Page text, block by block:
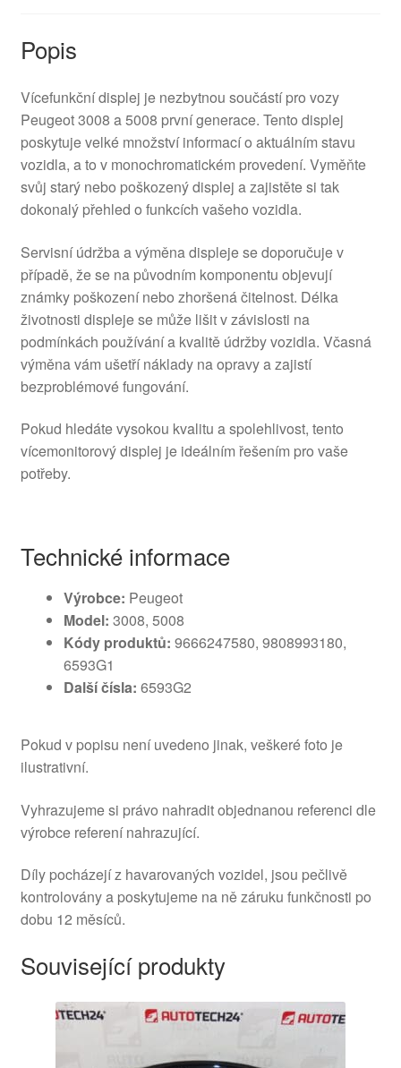
Popis
Vícefunkční displej je nezbytnou součástí pro vozy
Peugeot 3008 a 5008 první generace. Tento displej
poskytuje velké množství informací o aktuálním stavu
vozidla, a to v monochromatickém provedení. Vyměňte
svůj starý nebo poškozený displej a zajistěte si tak
dokonalý přehled o funkcích vašeho vozidla.
Servisní údržba a výměna displeje se doporučuje v
případě, že se na původním komponentu objevují
známky poškození nebo zhoršená čitelnost. Délka
životnosti displeje se může lišit v závislosti na
podmínkách používání a kvalitě údržby vozidla. Včasná
výměna vám ušetří náklady na opravy a zajistí
bezproblémové fungování.
Pokud hledáte vysokou kvalitu a spolehlivost, tento
vícemonitorový displej je ideálním řešením pro vaše
potřeby.
Technické informace
Výrobce: Peugeot
Model: 3008, 5008
Kódy produktů: 9666247580, 9808993180,
6593G1
Další čísla: 6593G2
Pokud v popisu není uvedeno jinak, veškeré foto je
ilustrativní.
Vyhrazujeme si právo nahradit objednanou referenci dle
výrobce referení nahrazující.
Díly pocházejí z havarovaných vozidel, jsou pečlivě
kontrolovány a poskytujeme na ně záruku funkčnosti po
dobu 12 měsíců.
Související produkty